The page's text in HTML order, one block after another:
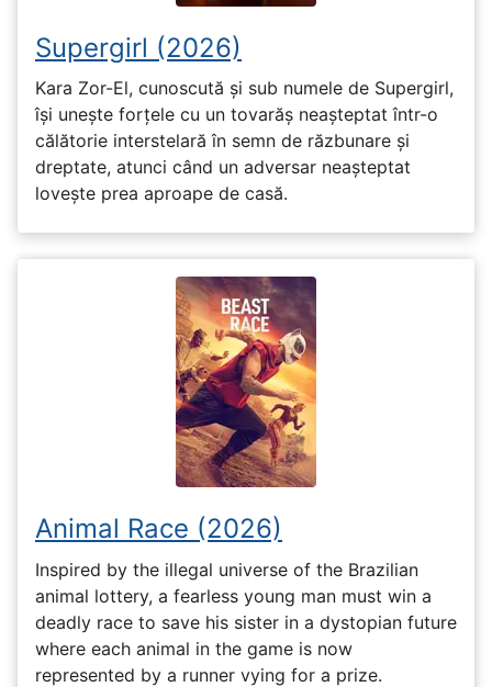
Supergirl (2026)
Kara Zor-El, cunoscută și sub numele de Supergirl,
își unește forțele cu un tovarăș neașteptat într-o
călătorie interstelară în semn de răzbunare și
dreptate, atunci când un adversar neașteptat
lovește prea aproape de casă.
Animal Race (2026)
Inspired by the illegal universe of the Brazilian
animal lottery, a fearless young man must win a
deadly race to save his sister in a dystopian future
where each animal in the game is now
represented by a runner vying for a prize.